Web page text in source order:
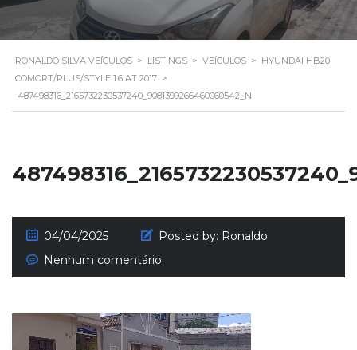
RONALDO SILVA VEÍCULOS > LISTINGS > VEÍCULOS > HYUNDAI HB20
COMORT/PLUS/STYLE 1.6 AT 2017 >
487498316_2165732230537240_9081399266460060542_N
04/04/2025 Posted by: Ronaldo
Nenhum comentário